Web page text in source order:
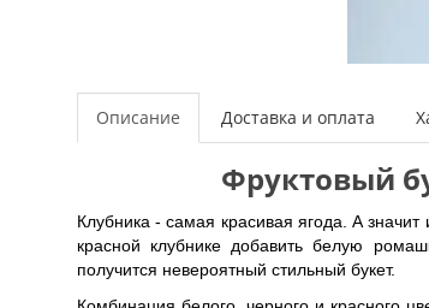
Описание Доставка и оплата
Фруктовый
Клубника - самая красивая ягода. А
красной клубнике добавить белую
получится невероятный стильный букет.